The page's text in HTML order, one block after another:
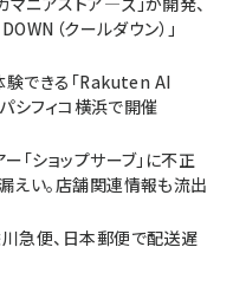
（クールダウン）」
できる「Rakuten AI
シフィコ横浜で開催
「ショップサーブ」に不正
えい。店舗関連情報も流出
川急便、日本郵便で配送遅